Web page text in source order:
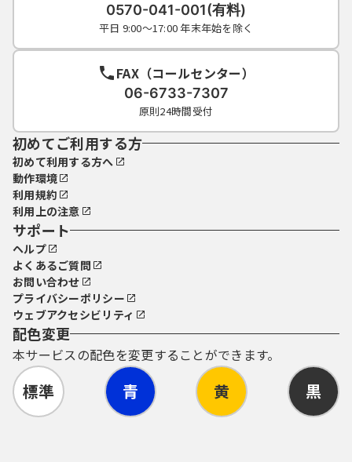
0570-041-001(有料)
平日 9:00～17:00 年末年始を除く
FAX（コールセンター）
06-6733-7307
原則24時間受付
初めてご利用する方
初めて利用する方へ
動作環境
利用規約
利用上の注意
サポート
ヘルプ
よくあるご質問
お問い合わせ
プライバシーポリシー
ウェブアクセシビリティ
配色変更
本サービスの配色を変更することができます。
標準 青 黄 黒